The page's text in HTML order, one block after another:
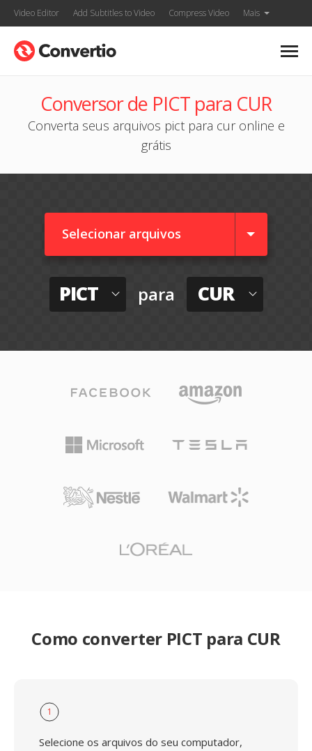
Video Editor Add Subtitles to Video Compress Video Mais
Conversor de PICT para CUR
Converta seus arquivos pict para cur online e
grátis
Selecionar arquivos
PICT para CUR
Como converter PICT para CUR
1
Selecione os arquivos do seu computador,